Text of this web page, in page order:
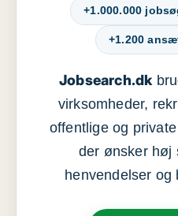
+1.000.000
+1.200
Jobsearch.dk
virksomheder,
offentlige og
der ønsker høj
henvendelser og